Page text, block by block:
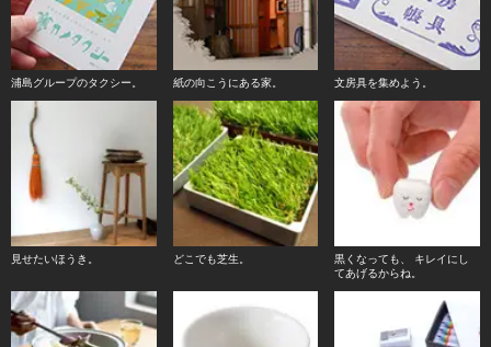
浦島グループのタクシー。 紙の向こうにある家。 文房具を集めよう。
見せたいほうき。 どこでも芝生。
黒くなっても、 キレイにし
てあげるからね。